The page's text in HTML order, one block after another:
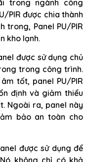
trong ngành công
PIR được chia thành
trong, Panel PU/PIR
kho lạnh.
được sử dụng chủ
trong công trình.
tốt, panel PU/PIR
định và giảm thiểu
Ngoài ra, panel này
bảo an toàn cho
được sử dụng để
không chỉ có khả